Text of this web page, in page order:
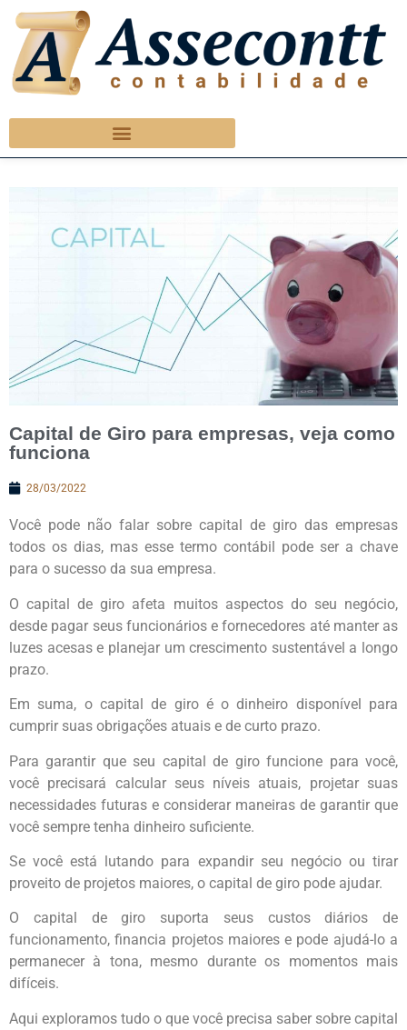
Capital de Giro para empresas, veja como
funciona
28/03/2022
Você pode não falar sobre capital de giro das empresas
todos os dias, mas esse termo contábil pode ser a chave
para o sucesso da sua empresa.
O capital de giro afeta muitos aspectos do seu negócio,
desde pagar seus funcionários e fornecedores até manter as
luzes acesas e planejar um crescimento sustentável a longo
prazo.
Em suma, o capital de giro é o dinheiro disponível para
cumprir suas obrigações atuais e de curto prazo.
Para garantir que seu capital de giro funcione para você,
você precisará calcular seus níveis atuais, projetar suas
necessidades futuras e considerar maneiras de garantir que
você sempre tenha dinheiro suficiente.
Se você está lutando para expandir seu negócio ou tirar
proveito de projetos maiores, o capital de giro pode ajudar.
O capital de giro suporta seus custos diários de
funcionamento, financia projetos maiores e pode ajudá-lo a
permanecer à tona, mesmo durante os momentos mais
difíceis.
Aqui exploramos tudo o que você precisa saber sobre capital